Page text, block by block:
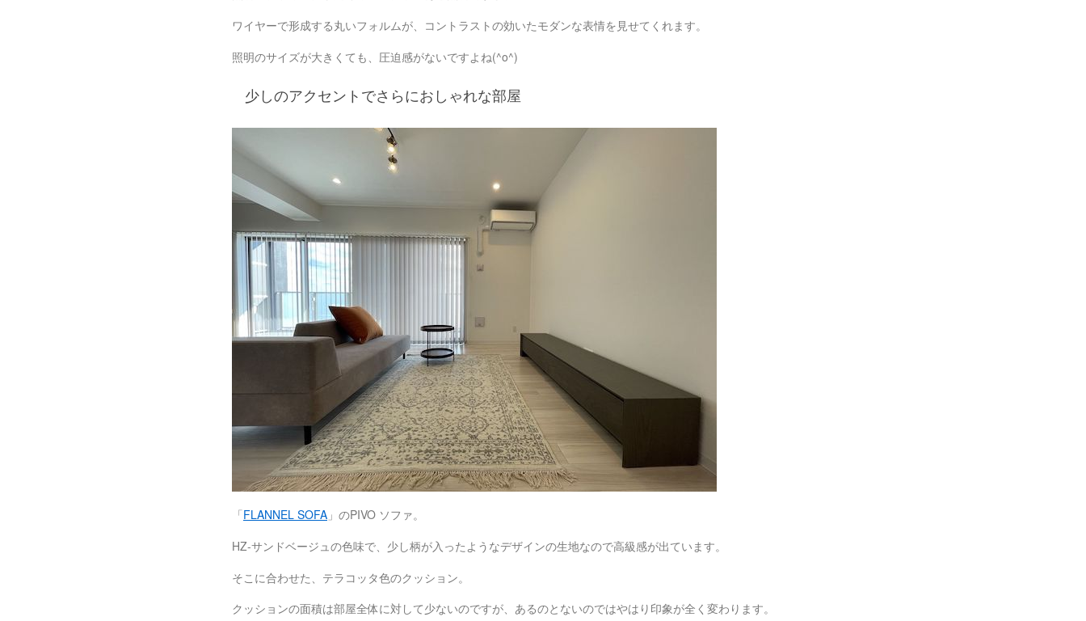
ワイヤーで形成する丸いフォルムが、コントラストの効いたモダンな表情を見せてくれます。
照明のサイズが大きくても、圧迫感がないですよね(^o^)
少しのアクセントでさらにおしゃれな部屋
「FLANNEL SOFA 」のPIVO ソファ。
HZ-サンドベージュの色味で、少し柄が入ったようなデザインの生地なので高級感が出ています。
そこに合わせた、テラコッタ色のクッション。
クッションの面積は部屋全体に対して少ないのですが、あるのとないのではやはり印象が全く変わります。